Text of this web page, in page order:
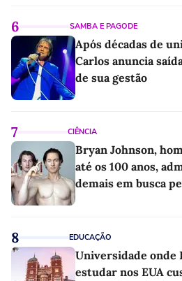
6 SAMBA E PAGODE
Após décadas de
Carlos anuncia
de sua gestão
7 CIÊNCIA
Bryan Johnson,
até os 100 anos,
demais em busca
8 EDUCAÇÃO
Universidade onde
estudar nos EUA